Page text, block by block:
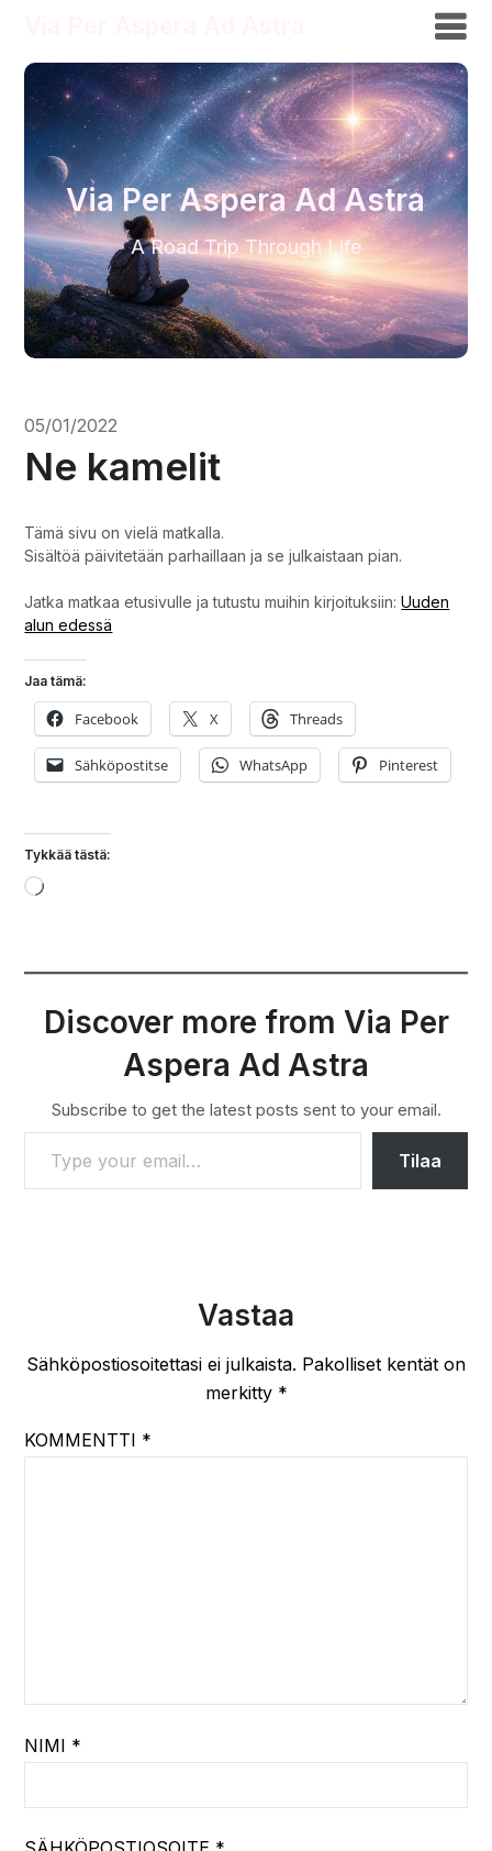
Via Per Aspera Ad Astra
A Road Trip Through Life
05/01/2022
Ne kamelit
Tämä sivu on vielä matkalla.
Sisältöä päivitetään parhaillaan ja se julkaistaan pian.
Jatka matkaa etusivulle ja tutustu muihin kirjoituksiin:Uuden
alun edessä
Jaa tämä:
Facebook X Threads
Sähköpostitse WhatsApp Pinterest
Tykkää tästä:
Loading…
Discover more from Via Per
Aspera Ad Astra
Subscribe to get the latest posts sent to your email.
TYPE YOUR EMAIL…
Tilaa
Vastaa
Sähköpostiosoitettasi ei julkaista. Pakolliset kentät on
merkitty *
KOMMENTTI *
NIMI *